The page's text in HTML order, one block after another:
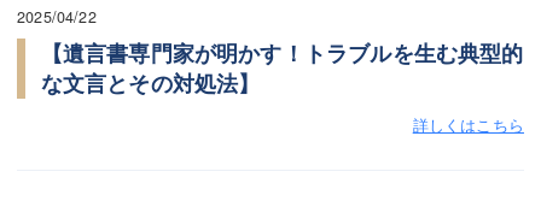
2025/04/22
【遺言書専門家が明かす！トラブルを生む典型的
な文言とその対処法】
詳しくはこちら